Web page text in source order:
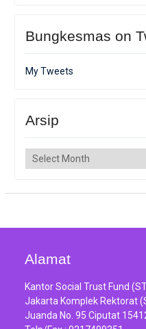
Bungkesmas on
My Tweets
Arsip
Arsip
Alamat
Kantor Social Trust Fund
Jakarta Komplek Rektorat
Juanda No. 95 Ciputat